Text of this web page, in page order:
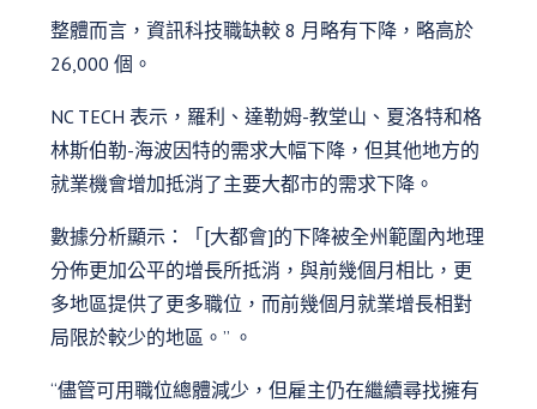
整體而言，資訊科技職缺較 8 月略有下降，略高於
26,000 個。
NC TECH 表示，羅利、達勒姆-教堂山、夏洛特和格
林斯伯勒-海波因特的需求大幅下降，但其他地方的
就業機會增加抵消了主要大都市的需求下降。
數據分析顯示：「[大都會]的下降被全州範圍內地理
分佈更加公平的增長所抵消，與前幾個月相比，更
多地區提供了更多職位，而前幾個月就業增長相對
局限於較少的地區。” 。
“儘管可用職位總體減少，但雇主仍在繼續尋找擁有